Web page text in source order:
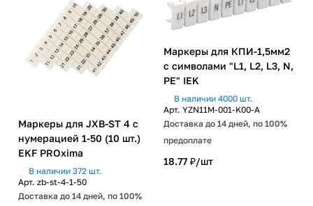
Маркеры для JXB-ST 4 с
нумерацией 1-50 (10 шт.)
EKF PROxima
В наличии 372 шт.
Арт. zb-st-4-1-50
Доставка до 14 дней, по 100%
Маркеры для КПИ-1,5мм2
с символами "L1, L2, L3, N,
PE" IEK
В наличии 4000 шт.
Арт. YZN11M-001-K00-A
Доставка до 14 дней, по 100%
предоплате
18.77 ₽/шт